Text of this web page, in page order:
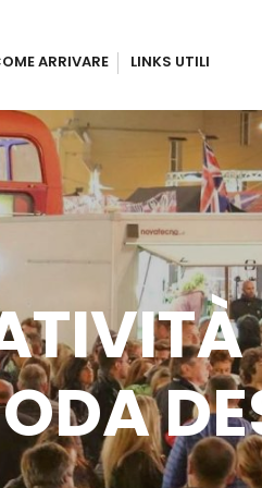
ARRIVARE LINKS UTILI